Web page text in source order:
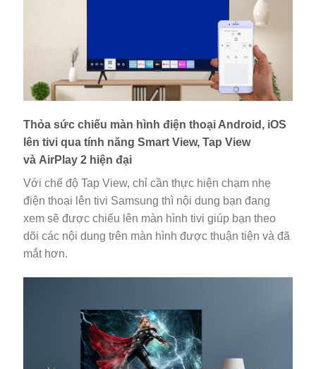
Thỏa sức chiếu màn hình điện thoại Android, iOS
lên tivi qua tính năng Smart View, Tap View
và AirPlay 2 hiện đại
Với chế độ Tap View, chỉ cần thực hiện chạm nhẹ
điện thoại lên tivi Samsung thì nội dung bạn đang
xem sẽ được chiếu lên màn hình tivi giúp bạn theo
dõi các nội dung trên màn hình được thuận tiện và đã
mắt hơn.